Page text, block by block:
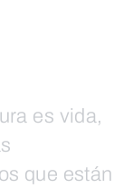
es vida,
que están